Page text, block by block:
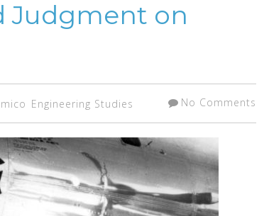
Judgment on
Engineering Studies No Comments